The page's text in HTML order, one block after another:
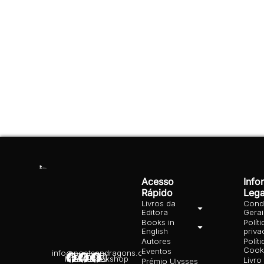
info@poetsandragons.com
InfantilAdultoBookshop
Acesso
Rápido
Livros da
Editora
Books in
English
Autores
Eventos
Prémio Ulysses
Livro